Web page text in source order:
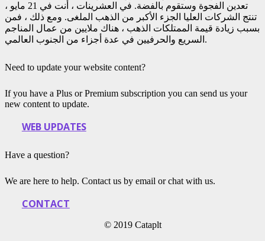
تعدين الفجوة وستقوم بالفضة. في العشرينات ، أنت في 21 مايو ،
تنتج الشركات العليا الجزء الأكبر من الذهب الملغى. ومع ذلك ، فمن
بسبب زيادة قيمة الممتلكات الذهب ، هناك ملايين من عمال المناجم
السريع والحرفيين في عدة أجزاء من الجنوب العالمي.
Need to update your website content?
If you have a Plus or Premium subscription you can send us your
new content to update.
WEB UPDATES
Have a question?
We are here to help. Contact us by email or chat with us.
CONTACT
© 2019 Cataplt